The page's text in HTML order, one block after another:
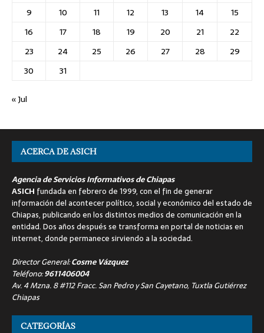
9
10 11 12 13 14
15
16
17 18 19 20 21
22
23
24 25 26 27 28
29
30
31
« Jul
ACERCA DE ASICH
Agencia de Servicios Informativos de Chiapas
ASICH fundada en febrero de 1999, con el fin de generar
información del acontecer político, social y económico del estado de
Chiapas, publicando en los distintos medios de comunicación en la
entidad. Dos años después se transforma en portal de noticias en
internet, donde permanece sirviendo a la sociedad.
Director General:Cosme Vázquez
Teléfono:9611406004
Av. 4 Mzna. 8 #112 Fracc. San Pedro y San Cayetano, Tuxtla Gutiérrez
Chiapas
CATEGORÍAS